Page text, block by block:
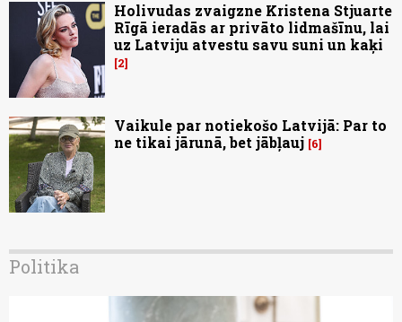
Holivudas zvaigzne Kristena Stjuarte
Rīgā ieradās ar privāto lidmašīnu, lai
uz Latviju atvestu savu suni un kaķi
2
Vaikule par notiekošo Latvijā: Par to
ne tikai jārunā, bet jābļauj 6
Politika